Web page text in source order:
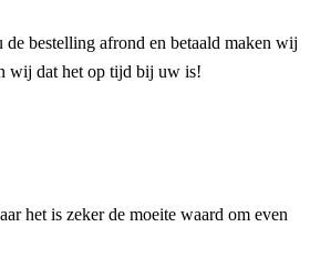
de bestelling afrond en betaald maken wij
wij dat het op tijd bij uw is!
het is zeker de moeite waard om even